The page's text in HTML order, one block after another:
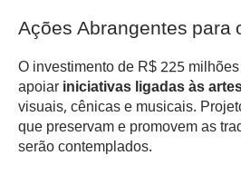
Ações Abrangentes para
O investimento de R$ 225
apoiariniciativas ligadas às
visuais, cênicas e musicais.
que preservam e promovem as
serão contemplados.